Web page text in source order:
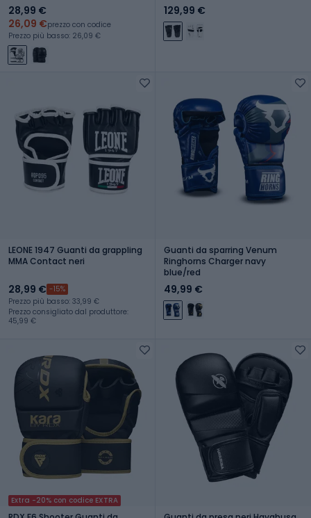
28,99 €
26,09 €prezzo con codice
Prezzo più basso: 26,09 €
129,99 €
LEONE 1947 Guanti da grappling
MMA Contact neri
28,99 € -15%
Prezzo più basso: 33,99 €
Prezzo consigliato dal produttore:
45,99 €
Guanti da sparring Venum
Ringhorns Charger navy
blue/red
49,99 €
Extra -20% con codice EXTRA